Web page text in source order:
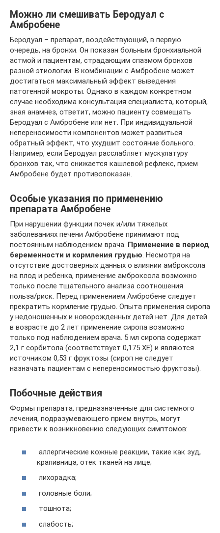
Можно ли смешивать Беродуал с
Амбробене
Беродуал – препарат, воздействующий, в первую
очередь, на бронхи. Он показан больным бронхиальной
астмой и пациентам, страдающим спазмом бронхов
разной этиологии. В комбинации с Амбробене может
достигаться максимальный эффект выведения
патогенной мокроты. Однако в каждом конкретном
случае необходима консультация специалиста, который,
зная анамнез, ответит, можно пациенту совмещать
Беродуал с Амбробене или нет. При индивидуальной
непереносимости компонентов может развиться
обратный эффект, что ухудшит состояние больного.
Например, если Беродуал расслабляет мускулатуру
бронхов так, что снижается кашлевой рефлекс, прием
Амбробене будет противопоказан.
Особые указания по применению
препарата Амбробене
При нарушении функции почек и/или тяжелых
заболеваниях печени Амбробене принимают под
постоянным наблюдением врача. Применение в период
беременности и кормления грудью. Несмотря на
отсутствие достоверных данных о влиянии амброксола
на плод и ребенка, применение амброксола возможно
только после тщательного анализа соотношения
польза/риск. Перед применением Амбробене следует
прекратить кормление грудью. Опыта применения сиропа
у недоношенных и новорожденных детей нет. Для детей
в возрасте до 2 лет применение сиропа возможно
только под наблюдением врача. 5 мл сиропа содержат
2,1 г сорбитола (соответствует 0,175 ХЕ) и являются
источником 0,53 г фруктозы (сироп не следует
назначать пациентам с непереносимостью фруктозы).
Побочные действия
Формы препарата, предназначенные для системного
лечения, подразумевающего прием внутрь, могут
привести к возникновению следующих симптомов:
аллергические кожные реакции, такие как зуд,
крапивница, отек тканей на лице;
лихорадка;
головные боли;
тошнота;
слабость;